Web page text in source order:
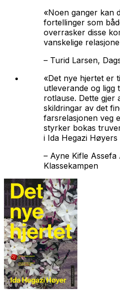
«Noen ganger kan
fortellinger som
overrasker disse
vanskelige
– Turid Larsen,
«Det nye hjertet er
utleverande og ligg
rotlause. Dette gjer
skildringar av det
farsrelasjonen veg
styrker bokas
i Ida Hegazi
– Ayne Kifle Assefa
Klassekampen